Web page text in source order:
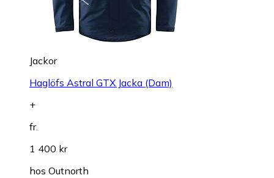
Jackor
Haglöfs Astral GTX Jacka (Dam)
+
fr.
1 400 kr
hos Outnorth